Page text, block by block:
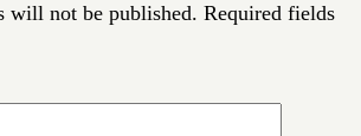
will not be published. Required fields